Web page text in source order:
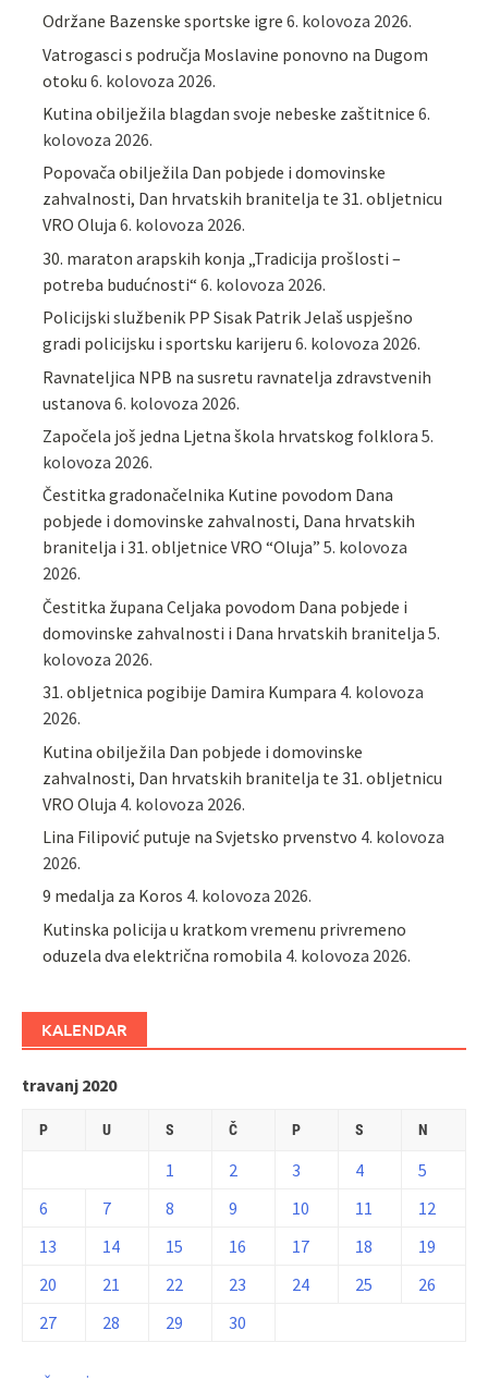
Održane Bazenske sportske igre 6. kolovoza 2026.
Vatrogasci s područja Moslavine ponovno na Dugom
otoku 6. kolovoza 2026.
Kutina obilježila blagdan svoje nebeske zaštitnice 6.
kolovoza 2026.
Popovača obilježila Dan pobjede i domovinske
zahvalnosti, Dan hrvatskih branitelja te 31. obljetnicu
VRO Oluja 6. kolovoza 2026.
30. maraton arapskih konja „Tradicija prošlosti –
potreba budućnosti“ 6. kolovoza 2026.
Policijski službenik PP Sisak Patrik Jelaš uspješno
gradi policijsku i sportsku karijeru 6. kolovoza 2026.
Ravnateljica NPB na susretu ravnatelja zdravstvenih
ustanova 6. kolovoza 2026.
Započela još jedna Ljetna škola hrvatskog folklora 5.
kolovoza 2026.
Čestitka gradonačelnika Kutine povodom Dana
pobjede i domovinske zahvalnosti, Dana hrvatskih
branitelja i 31. obljetnice VRO “Oluja” 5. kolovoza
2026.
Čestitka župana Celjaka povodom Dana pobjede i
domovinske zahvalnosti i Dana hrvatskih branitelja 5.
kolovoza 2026.
31. obljetnica pogibije Damira Kumpara 4. kolovoza
2026.
Kutina obilježila Dan pobjede i domovinske
zahvalnosti, Dan hrvatskih branitelja te 31. obljetnicu
VRO Oluja 4. kolovoza 2026.
Lina Filipović putuje na Svjetsko prvenstvo 4. kolovoza
2026.
9 medalja za Koros 4. kolovoza 2026.
Kutinska policija u kratkom vremenu privremeno
oduzela dva električna romobila 4. kolovoza 2026.
KALENDAR
travanj 2020
P U S Č P S N
1 2 3 4
5
6
7 8 9 10 11
12
13
14 15 16 17 18
19
20
21 22 23 24 25
26
27
28 29 30